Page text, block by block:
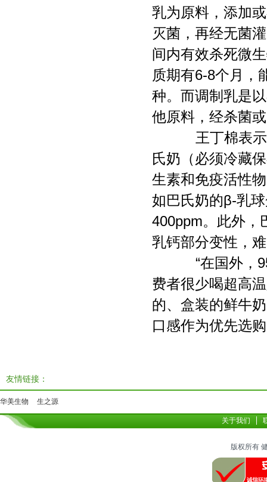
乳为原料，添加
灭菌，再经无菌
间内有效杀死微
质期有6-8个月，
种。而调制乳是
他原料，经杀菌
王丁棉表示
氏奶（必须冷藏
生素和免疫活性
如巴氏奶的β-乳
400ppm。此外，
乳钙部分变性，
“在国外，
费者很少喝超高
的、盒装的鲜牛
口感作为优先选
友情链接：
华美生物 生之源
关于我们
版权所有